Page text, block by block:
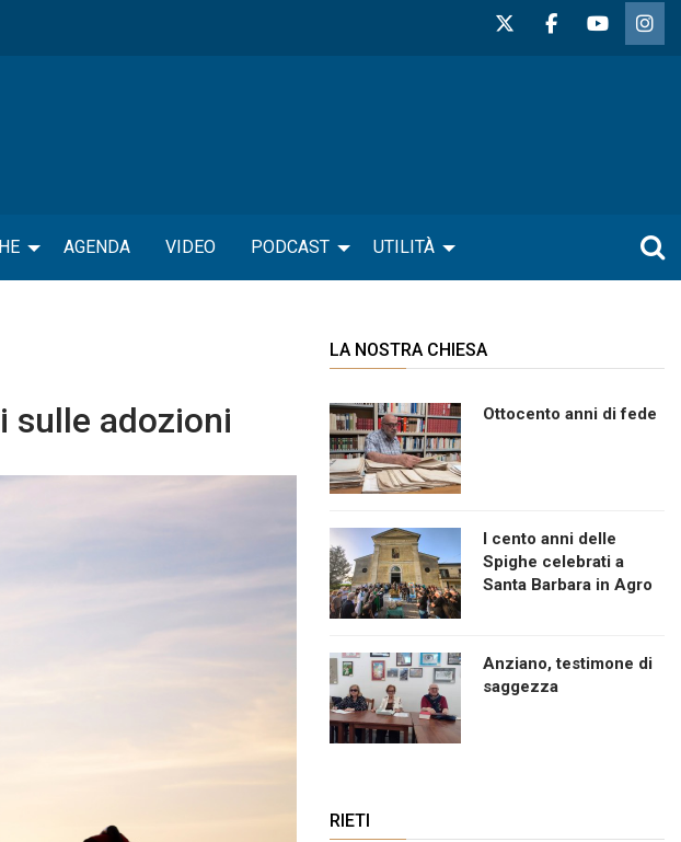
AGENDA VIDEO PODCAST UTILITÀ
sulle adozioni
LA NOSTRA CHIESA
Ottocento anni di fede
I cento anni delle
Spighe celebrati a
Santa Barbara in Agro
Anziano, testimone di
saggezza
RIETI